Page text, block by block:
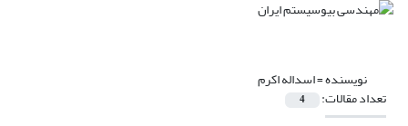
نویسنده =اسداله اکرم
تعداد مقالات: 4